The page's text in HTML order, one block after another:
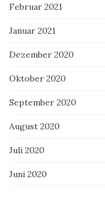
Februar 2021
Januar 2021
Dezember 2020
Oktober 2020
September 2020
August 2020
Juli 2020
Juni 2020